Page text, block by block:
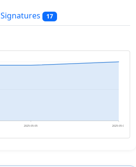
Signatures 17
2025-05-05 2025-05-06